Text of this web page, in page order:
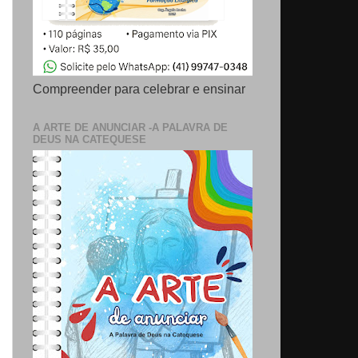
Compreender para celebrar e ensinar
A ARTE DE ANUNCIAR -A PALAVRA DE
DEUS NA CATEQUESE